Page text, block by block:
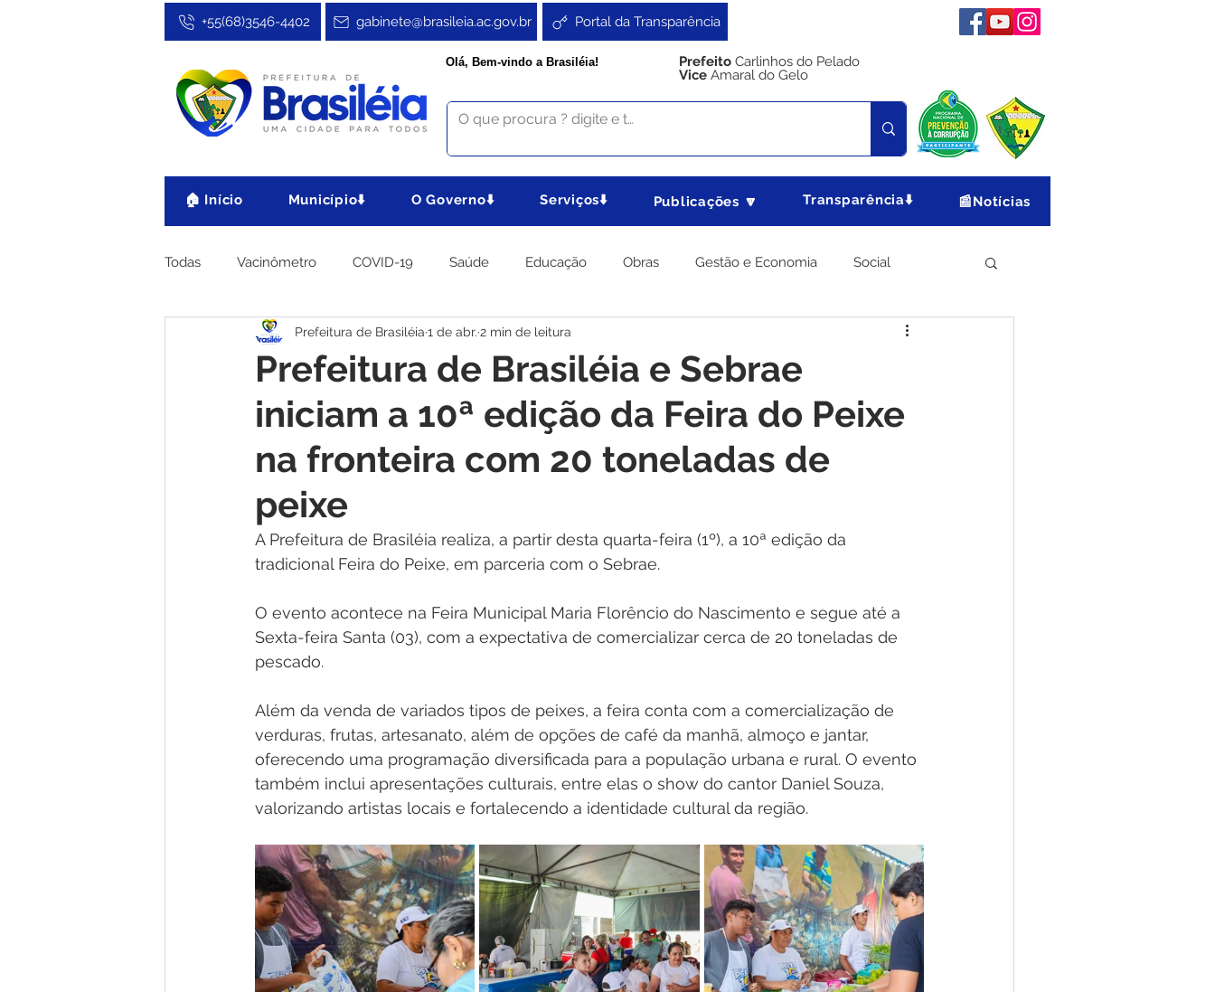
Portal da Transparência
gabinete@brasileia.ac.gov.br
+55(68)3546-4402
Olá, Bem-vindo a Brasiléia! Prefeito Carlinhos do Pelado
Vice Amaral do Gelo
🏠 Início Município⬇️ O Governo⬇️ Serviços⬇️ Publicações 🔽 Transparência⬇️ 📰Notícias
Todas Vacinômetro COVID-19 Saúde Educação Obras Gestão e Economia Social
Cultura, Festa e Esporte No Gabinete Agricultura e Produção Meio Ambiente
Institucional e Governo Licitações Campanhas Datas Comemorativas Dengue
Alagação e Enchente Comunidade Seminários Segurança pública Inauguração
Homenagem e Agradecimento Lazer Aviso
Prefeitura de Brasiléia e Sebrae
iniciam a 10ª edição da Feira do Peixe
na fronteira com 20 toneladas de
peixe
Prefeitura de Brasiléia 1 de abr. 2 min de leitura
A Prefeitura de Brasiléia realiza, a partir desta quarta-feira (1º), a 10ª edição da
tradicional Feira do Peixe, em parceria com o Sebrae.
O evento acontece na Feira Municipal Maria Florêncio do Nascimento e segue até a
Sexta-feira Santa (03), com a expectativa de comercializar cerca de 20 toneladas de
pescado.
Além da venda de variados tipos de peixes, a feira conta com a comercialização de
verduras, frutas, artesanato, além de opções de café da manhã, almoço e jantar,
oferecendo uma programação diversificada para a população urbana e rural. O evento
também inclui apresentações culturais, entre elas o show do cantor Daniel Souza,
valorizando artistas locais e fortalecendo a identidade cultural da região.